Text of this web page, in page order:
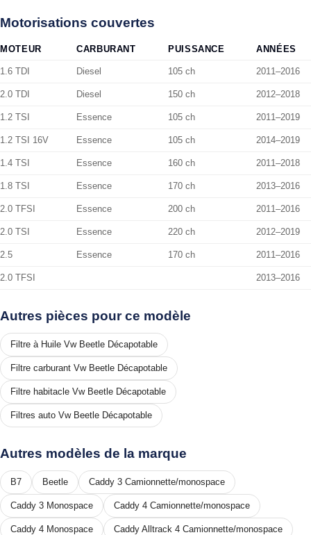
Motorisations couvertes
MOTEUR CARBURANT PUISSANCE ANNÉES
1.6 TDI Diesel 105 ch 2011–2016
2.0 TDI Diesel 150 ch 2012–2018
1.2 TSI Essence 105 ch 2011–2019
1.2 TSI 16V Essence 105 ch 2014–2019
1.4 TSI Essence 160 ch 2011–2018
1.8 TSI Essence 170 ch 2013–2016
2.0 TFSI Essence 200 ch 2011–2016
2.0 TSI Essence 220 ch 2012–2019
2.5 Essence 170 ch 2011–2016
2.0 TFSI 2013–2016
Autres pièces pour ce modèle
Filtre à Huile Vw Beetle Décapotable
Filtre carburant Vw Beetle Décapotable
Filtre habitacle Vw Beetle Décapotable
Filtres auto Vw Beetle Décapotable
Autres modèles de la marque
B7 Beetle Caddy 3 Camionnette/monospace
Caddy 3 Monospace Caddy 4 Camionnette/monospace
Caddy 4 Monospace Caddy Alltrack 4 Camionnette/monospace